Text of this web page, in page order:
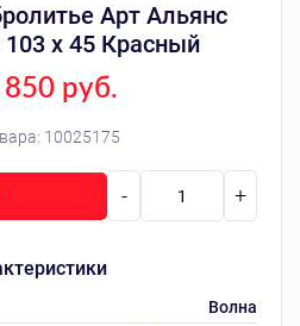
Арт Альянс
х 45 Красный
10025175
850 руб.
Волна
- +